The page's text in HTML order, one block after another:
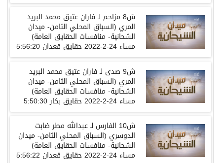
ش8 مزاحم لـ فاران عتيق محمد البريد
المري (السباق المحلي الثامن- ميدان
الشحانية- منافسات الحقايق العامة)
مساء 24-2-2022 حقايق قعدان 5:56:20
ش9 صدى لـ فاران عتيق محمد البريد
المري (السباق المحلي الثامن- ميدان
الشحانية- منافسات الحقايق العامة)
مساء 24-2-2022 حقايق بكار 5:50:30
ش10 الفارس لـ عبدالله مطر ضابت
الدوسري (السباق المحلي الثامن- ميدان
الشحانية- منافسات الحقايق العامة)
مساء 24-2-2022 حقايق قعدان 5:56:22